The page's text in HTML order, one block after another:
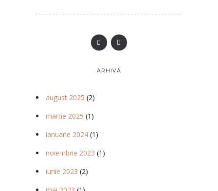
ARHIVĂ
august 2025 (2)
martie 2025 (1)
ianuarie 2024 (1)
noiembrie 2023 (1)
iunie 2023 (2)